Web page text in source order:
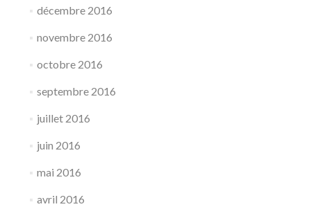
décembre 2016
novembre 2016
octobre 2016
septembre 2016
juillet 2016
juin 2016
mai 2016
avril 2016